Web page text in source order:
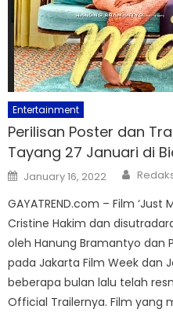
Entertainment
Perilisan Poster dan
Tayang 27 Januari di
Posted
on
January 16, 2022 Author
GAYATREND.com – Film
Cristine Hakim dan
oleh Hanung Bramantyo dan
pada Jakarta Film Week dan
beberapa bulan lalu telah
Official Trailernya. Film yang